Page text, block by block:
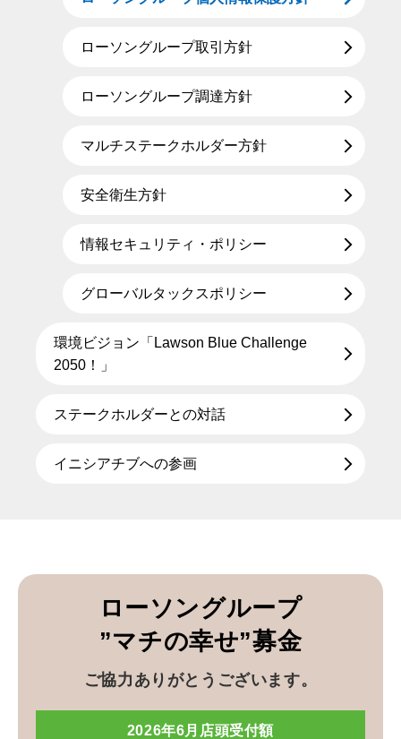
ローソングループ取引方針
ローソングループ調達方針
マルチステークホルダー方針
安全衛生方針
情報セキュリティ・ポリシー
グローバルタックスポリシー
環境ビジョン「Lawson Blue Challenge
2050！」
ステークホルダーとの対話
イニシアチブへの参画
ローソングループ
”マチの幸せ”募金
ご協力ありがとうございます。
2026年6月店頭受付額